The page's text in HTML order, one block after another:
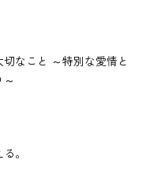
なこと ～特別な愛情と
。